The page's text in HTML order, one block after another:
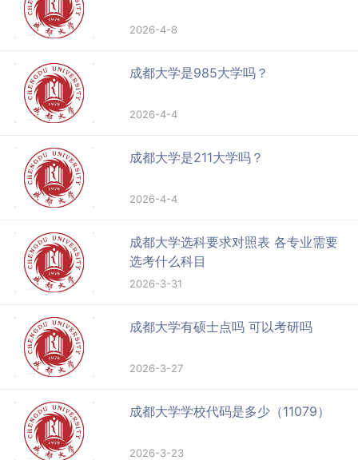
2026-4-8
成都大学是985大学吗？
2026-4-4
成都大学是211大学吗？
2026-4-4
成都大学选科要求对照表 各专业需要
选考什么科目
2026-3-31
成都大学有硕士点吗 可以考研吗
2026-3-27
成都大学学校代码是多少（11079）
2026-3-23